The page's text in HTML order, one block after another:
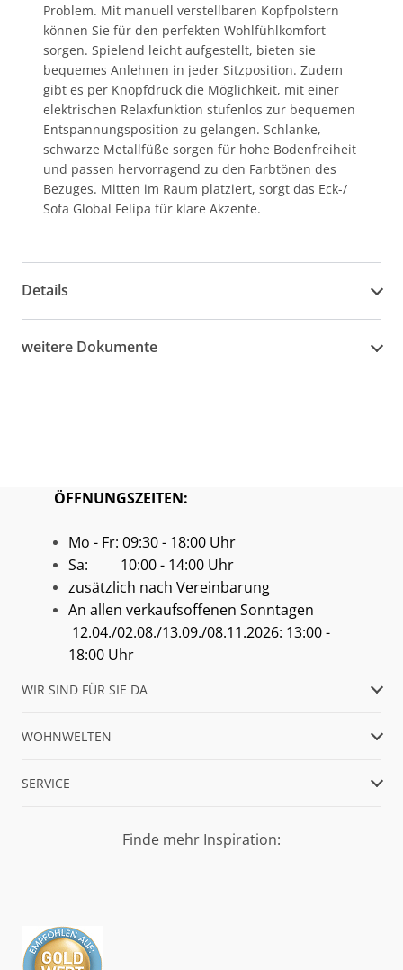
Problem. Mit manuell verstellbaren Kopfpolstern
können Sie für den perfekten Wohlfühlkomfort
sorgen. Spielend leicht aufgestellt, bieten sie
bequemes Anlehnen in jeder Sitzposition. Zudem
gibt es per Knopfdruck die Möglichkeit, mit einer
elektrischen Relaxfunktion stufenlos zur bequemen
Entspannungsposition zu gelangen. Schlanke,
schwarze Metallfüße sorgen für hohe Bodenfreiheit
und passen hervorragend zu den Farbtönen des
Bezuges. Mitten im Raum platziert, sorgt das Eck-/
Sofa Global Felipa für klare Akzente.
Details
weitere Dokumente
ÖFFNUNGSZEITEN:
Mo - Fr: 09:30 - 18:00 Uhr
Sa: 10:00 - 14:00 Uhr
zusätzlich nach Vereinbarung
An allen verkaufsoffenen Sonntagen
12.04./02.08./13.09./08.11.2026: 13:00 -
18:00 Uhr
WIR SIND FÜR SIE DA
WOHNWELTEN
SERVICE
Finde mehr Inspiration: